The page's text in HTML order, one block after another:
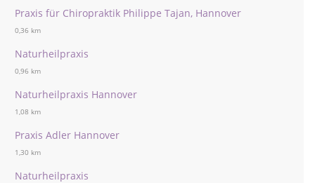
Praxis für Chiropraktik Philippe Tajan, Hannover
0,36 km
Naturheilpraxis
0,96 km
Naturheilpraxis Hannover
1,08 km
Praxis Adler Hannover
1,30 km
Naturheilpraxis